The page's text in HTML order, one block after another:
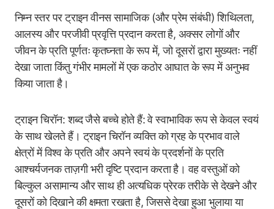
निम्न स्तर पर ट्राइन वीनस सामाजिक (और प्रेम संबंधी) शिथिलता,
आलस्य और परजीवी प्रवृत्ति प्रदान करता है, अक्सर लोगों और
जीवन के प्रति पूर्णतः कृतघ्नता के रूप में, जो दूसरों द्वारा मुख्यतः नहीं
देखा जाता किंतु गंभीर मामलों में एक कठोर आघात के रूप में अनुभव
किया जाता है।
ट्राइन चिरॉन: शब्द जैसे बच्चे होते हैं: वे स्वाभाविक रूप से केवल स्वयं
के साथ खेलते हैं। ट्राइन चिरॉन व्यक्ति को ग्रह के प्रभाव वाले
क्षेत्रों में विश्व के प्रति और अपने स्वयं के प्रदर्शनों के प्रति
आश्चर्यजनक ताज़गी भरी दृष्टि प्रदान करता है। वह वस्तुओं को
बिल्कुल असामान्य और साथ ही अत्यधिक प्रेरक तरीके से देखने और
दूसरों को दिखाने की क्षमता रखता है, जिससे देखा हुआ भुलाया या